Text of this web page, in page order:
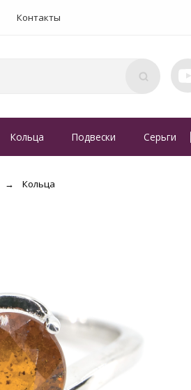
Контакты
Кольца Подвески Серьги
Кольца